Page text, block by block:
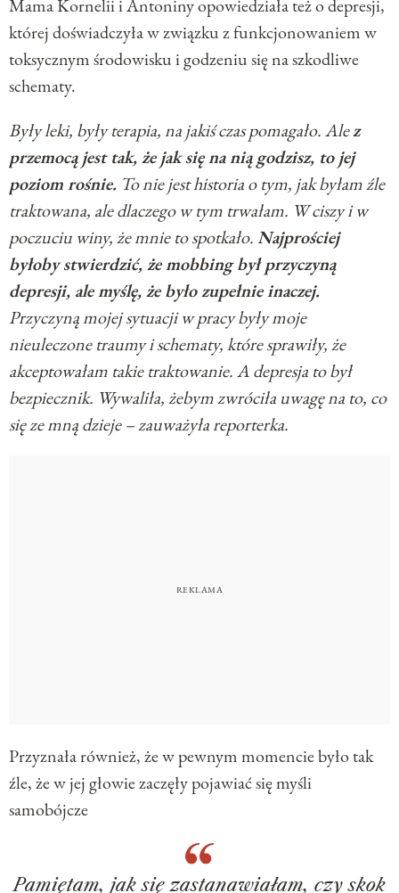
Mama Kornelii i Antoniny opowiedziała też o depresji,
której doświadczyła w związku z funkcjonowaniem w
toksycznym środowisku i godzeniu się na szkodliwe
schematy.
Były leki, były terapia, na jakiś czas pomagało. Alez
przemocą jest tak, że jak się na nią godzisz, to jej
poziom rośnie. To nie jest historia o tym, jak byłam źle
traktowana, ale dlaczego w tym trwałam. W ciszy i w
poczuciu winy, że mnie to spotkało. Najprościej
byłoby stwierdzić, że mobbing był przyczyną
depresji, ale myślę, że było zupełnie inaczej.
Przyczyną mojej sytuacji w pracy były moje
nieuleczone traumy i schematy, które sprawiły, że
akceptowałam takie traktowanie. A depresja to był
bezpiecznik. Wywaliła, żebym zwróciła uwagę na to, co
się ze mną dzieje – zauważyła reporterka.
Przyznała również, że w pewnym momencie było tak
źle, że w jej głowie zaczęły pojawiać się myśli
samobójcze
Pamiętam, jak się zastanawiałam, czy skok